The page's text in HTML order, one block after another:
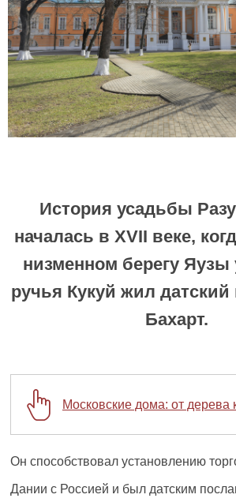
История усадьбы
началась в XVII веке,
низменном берегу Яузы
ручья Кукуй жил
Бахарт.
Московские дома: от дерева
Он способствовал установлению
Дании с Россией и был датским